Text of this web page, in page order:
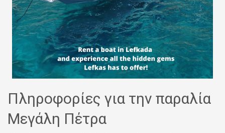
Πληροφορίες για την παραλία
Μεγάλη Πέτρα